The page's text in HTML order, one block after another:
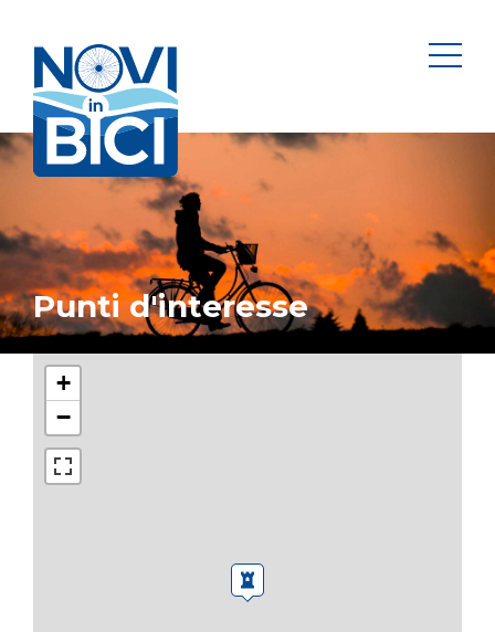
Punti d'interesse
+
−